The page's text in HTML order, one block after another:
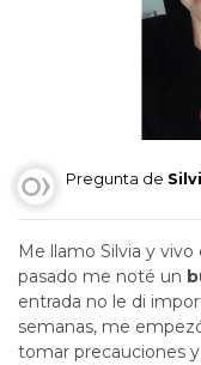
Pregunta de
Me llamo Silvia y
pasado me noté un
entrada no le di
semanas, me
tomar precauciones